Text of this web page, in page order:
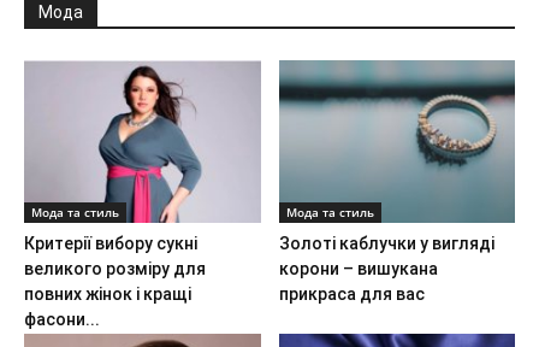
Мода
Мода та стиль
Критерії вибору сукні
великого розміру для
повних жінок і кращі
фасони...
Мода та стиль
Золоті каблучки у вигляді
корони – вишукана
прикраса для вас